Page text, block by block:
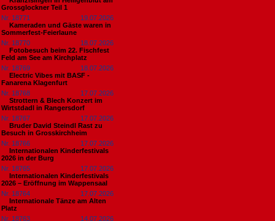
Grossglockner Teil 1
Nr. 18771
19.07.2026
Kameraden und Gäste waren in
Sommerfest-Feierlaune
Nr. 18770
18.07.2026
Fotobesuch beim 22. Fischfest
Feld am See am Kirchplatz
Nr. 18769
18.07.2026
Electric Vibes mit BASF -
Fanarena Klagenfurt
Nr. 18768
17.07.2026
Strottern & Blech Konzert im
Wirtstdadl in Rangersdorf
Nr. 18767
17.07.2026
Bruder David Steindl Rast zu
Besuch in Grosskirchheim
Nr. 18766
17.07.2026
Internationalen Kinderfestivals
2026 in der Burg
Nr. 18765
17.07.2026
Internationalen Kinderfestivals
2026 – Eröffnung im Wappensaal
Nr. 18764
17.07.2026
Internationale Tänze am Alten
Platz
Nr. 18763
14.07.2026